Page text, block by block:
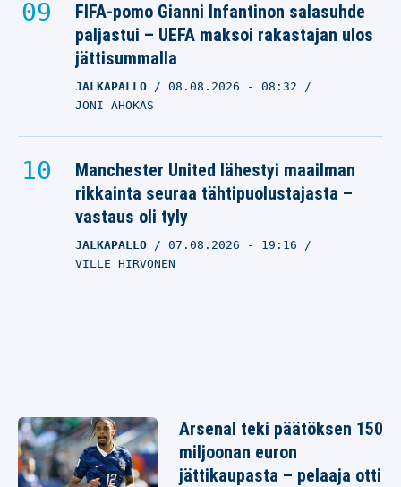
FIFA-pomo Gianni Infantinon salasuhde
paljastui – UEFA maksoi rakastajan ulos
jättisummalla
JALKAPALLO 08.08.2026 - 08:32
JONI AHOKAS
Manchester United lähestyi maailman
rikkainta seuraa tähtipuolustajasta –
vastaus oli tyly
JALKAPALLO 07.08.2026 - 19:16
VILLE HIRVONEN
Arsenal teki päätöksen 150
miljoonan euron
jättikaupasta – pelaaja otti